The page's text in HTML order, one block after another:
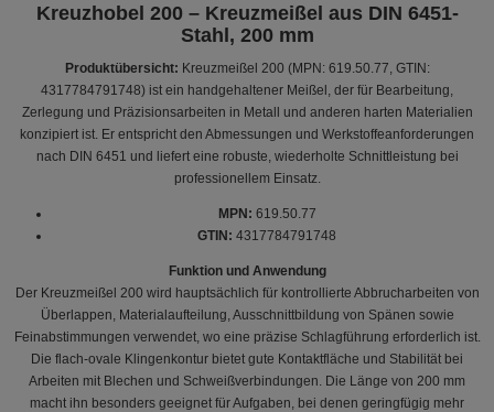
Kreuzhobel 200 – Kreuzmeißel aus DIN 6451-
Stahl, 200 mm
Produktübersicht: Kreuzmeißel 200 (MPN: 619.50.77, GTIN:
4317784791748) ist ein handgehaltener Meißel, der für Bearbeitung,
Zerlegung und Präzisionsarbeiten in Metall und anderen harten Materialien
konzipiert ist. Er entspricht den Abmessungen und Werkstoffeanforderungen
nach DIN 6451 und liefert eine robuste, wiederholte Schnittleistung bei
professionellem Einsatz.
MPN: 619.50.77
GTIN: 4317784791748
Funktion und Anwendung
Der Kreuzmeißel 200 wird hauptsächlich für kontrollierte Abbrucharbeiten von
Überlappen, Materialaufteilung, Ausschnittbildung von Spänen sowie
Feinabstimmungen verwendet, wo eine präzise Schlagführung erforderlich ist.
Die flach-ovale Klingenkontur bietet gute Kontaktfläche und Stabilität bei
Arbeiten mit Blechen und Schweißverbindungen. Die Länge von 200 mm
macht ihn besonders geeignet für Aufgaben, bei denen geringfügig mehr